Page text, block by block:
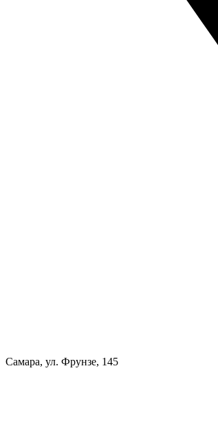
Самара, ул. Фрунзе, 145